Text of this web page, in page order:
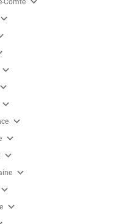
Comté
expand_more
expand_more
expand_more
expand_more
expand_more
expand_more
expand_more
expand_more
expand_more
expand_more